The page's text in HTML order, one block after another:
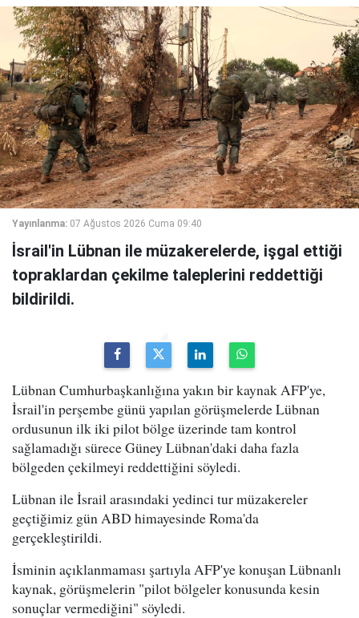
Yayınlanma: 07 Ağustos 2026 Cuma 09:40
İsrail'in Lübnan ile müzakerelerde, işgal ettiği
topraklardan çekilme taleplerini reddettiği
bildirildi.
Lübnan Cumhurbaşkanlığına yakın bir kaynak AFP'ye,
İsrail'in perşembe günü yapılan görüşmelerde Lübnan
ordusunun ilk iki pilot bölge üzerinde tam kontrol
sağlamadığı sürece Güney Lübnan'daki daha fazla
bölgeden çekilmeyi reddettiğini söyledi.
Lübnan ile İsrail arasındaki yedinci tur müzakereler
geçtiğimiz gün ABD himayesinde Roma'da
gerçekleştirildi.
İsminin açıklanmaması şartıyla AFP'ye konuşan Lübnanlı
kaynak, görüşmelerin "pilot bölgeler konusunda kesin
sonuçlar vermediğini" söyledi.